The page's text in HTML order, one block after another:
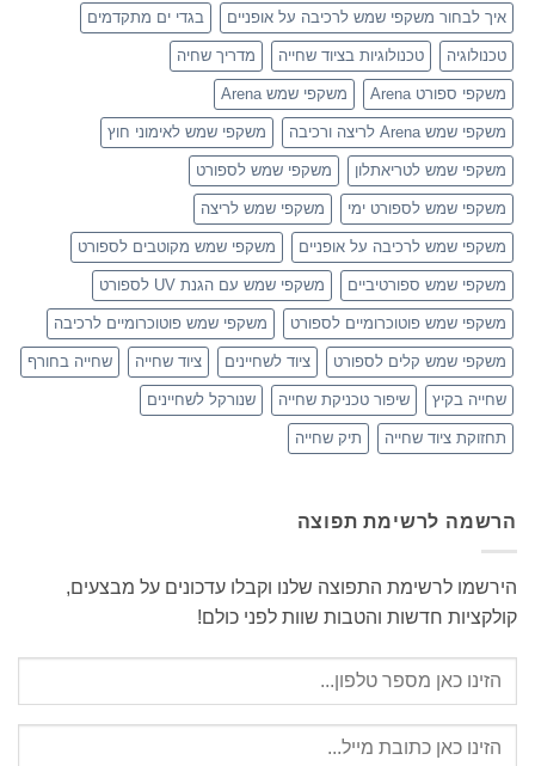
איך לבחור משקפי שמש לרכיבה על אופניים בגדי ים מתקדמים
טכנולוגיה טכנולוגיות בציוד שחייה מדריך שחיה
משקפי ספורט Arena משקפי שמש Arena
משקפי שמש Arena לריצה ורכיבה משקפי שמש לאימוני חוץ
משקפי שמש לטריאתלון משקפי שמש לספורט
משקפי שמש לספורט ימי משקפי שמש לריצה
משקפי שמש לרכיבה על אופניים משקפי שמש מקוטבים לספורט
משקפי שמש ספורטיביים משקפי שמש עם הגנת UV לספורט
משקפי שמש פוטוכרומיים לספורט משקפי שמש פוטוכרומיים לרכיבה
משקפי שמש קלים לספורט ציוד לשחיינים ציוד שחייה שחייה בחורף
שחייה בקיץ שיפור טכניקת שחייה שנורקל לשחיינים
תחזוקת ציוד שחייה תיק שחייה
הרשמה לרשימת תפוצה
הירשמו לרשימת התפוצה שלנו וקבלו עדכונים על מבצעים,
קולקציות חדשות והטבות שוות לפני כולם!